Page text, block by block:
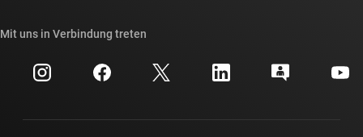
Veranstaltungen
Investorenbeziehungen
Querverweis-Suche
Kundensupportzentrum
Häufig gestellte Fragen zu Bestellungen
Mit uns in Verbindung treten